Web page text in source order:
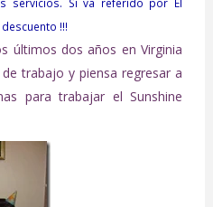
!!!
últimos dos años en Virginia
trabajo y piensa regresar a
para trabajar el Sunshine